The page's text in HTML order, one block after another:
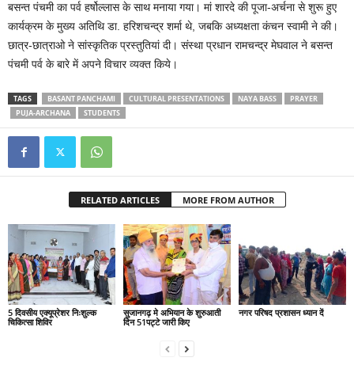
बसन्त पंचमी का पर्व हर्षोल्लास के साथ मनाया गया। मां शारदे की पूजा-अर्चना से शुरू हुए
कार्यक्रम के मुख्य अतिथि डा. हरिशचन्द्र शर्मा थे, जबकि अध्यक्षता कंचन स्वामी ने की।
छात्र-छात्राओ ने सांस्कृतिक प्रस्तुतियां दी। संस्था प्रधान रामचन्द्र मेघवाल ने बसन्त
पंचमी पर्व के बारे में अपने विचार व्यक्त किये।
TAGS BASANT PANCHAMI CULTURAL PRESENTATIONS NAYA BASS
PRAYER
PUJA-ARCHANA
STUDENTS
RELATED ARTICLES MORE FROM AUTHOR
5 दिवसीय एक्यूप्रेशर निःशुल्क
चिकित्सा शिविर
सुजानगढ़ मे अभियान के शुरुआती
दिन 51पट्टे जारी किए
नगर परिषद प्रशासन ध्यान दें